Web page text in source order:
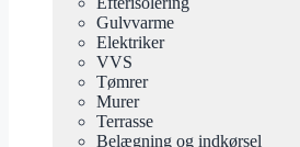
Gulvvarme
Elektriker
VVS
Tømrer
Murer
Terrasse
Belægning og indkørsel